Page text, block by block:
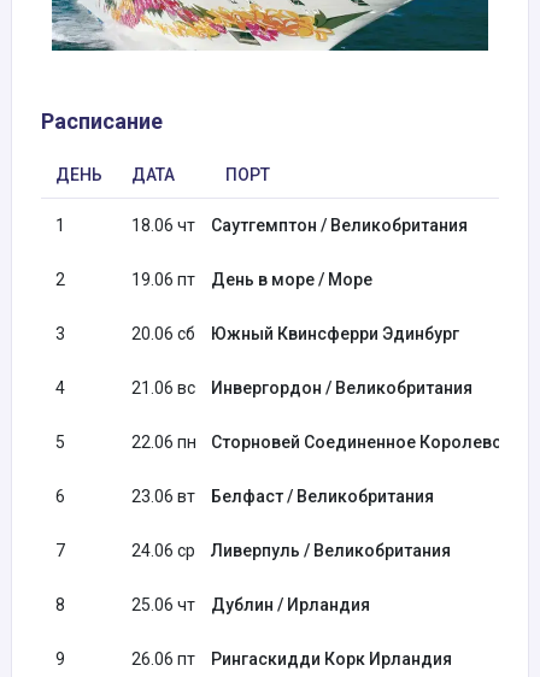
Расписание
ДЕНЬ ДАТА ПОРТ
1 18.06 чт Саутгемптон / Великобритания
2 19.06 пт День в море / Море
3 20.06 сб Южный Квинсферри Эдинбург
4 21.06 вс Инвергордон / Великобритания
5 22.06 пн Сторновей Соединенное Королевство
6 23.06 вт Белфаст / Великобритания
7 24.06 ср Ливерпуль / Великобритания
8 25.06 чт Дублин / Ирландия
9 26.06 пт Рингаскидди Корк Ирландия